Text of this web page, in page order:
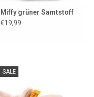
Miffy grüner Samtstoff
€19,99
SALE